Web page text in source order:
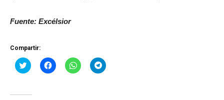
Fuente: Excélsior
Compartir:
Haz
clic
Twitter
Haz
clic
Haz
clic
Haz
clic